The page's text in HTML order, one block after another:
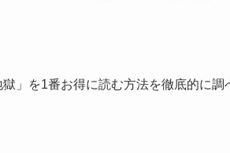
」を1番お得に読む方法を徹底的に